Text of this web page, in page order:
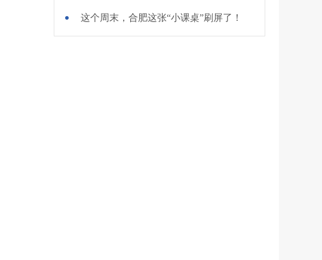
这个周末，合肥这张“小课桌”刷屏了！